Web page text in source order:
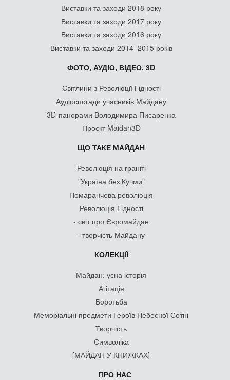
Виставки та заходи 2018 року
Виставки та заходи 2017 року
Виставки та заходи 2016 року
Виставки та заходи 2014–2015 років
ФОТО, АУДІО, ВІДЕО, 3D
Світлини з Революції Гідності
Аудіоспогади учасників Майдану
3D-панорами Володимира Писаренка
Проєкт Maidan3D
ЩО ТАКЕ МАЙДАН
Революція на граніті
"Україна без Кучми"
Помаранчева революція
Революція Гідності
- світ про Євромайдан
- творчість Майдану
КОЛЕКЦІЇ
Майдан: усна історія
Агітація
Боротьба
Меморіальні предмети Героїв Небесної Сотні
Творчість
Символіка
[МАЙДАН У КНИЖКАХ]
ПРО НАС